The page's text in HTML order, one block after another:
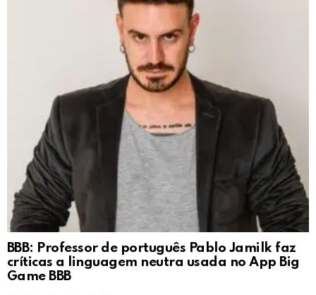
BBB: Professor de português Pablo Jamilk faz
críticas a linguagem neutra usada no App Big
Game BBB